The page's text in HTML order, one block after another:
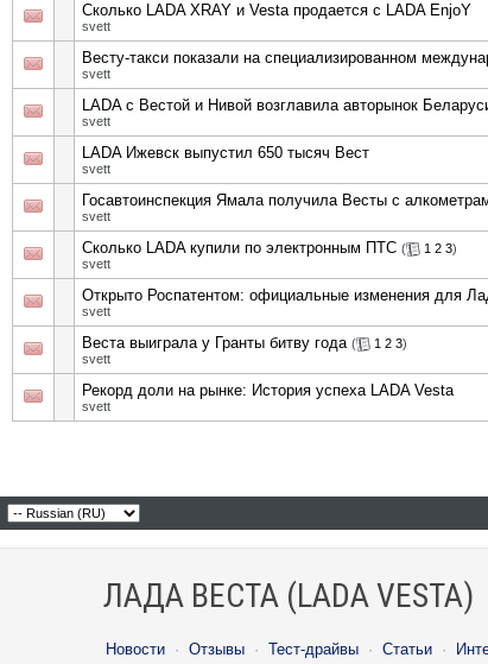
Сколько LADA XRAY и Vesta продается с LADA EnjoY
svett
Весту-такси показали на специализированном
svett
LADA с Вестой и Нивой возглавила авторынок
svett
LADA Ижевск выпустил 650 тысяч Вест
svett
Госавтоинспекция Ямала получила Весты с
svett
Сколько LADA купили по электронным ПТС ( 1 2 3)
svett
Открыто Роспатентом: официальные изменения для
svett
Веста выиграла у Гранты битву года ( 1 2 3)
svett
Рекорд доли на рынке: История успеха LADA Vesta
svett
ЛАДА ВЕСТА (LADA VESTA)
Новости · Отзывы · Тест-драйвы · Статьи ·